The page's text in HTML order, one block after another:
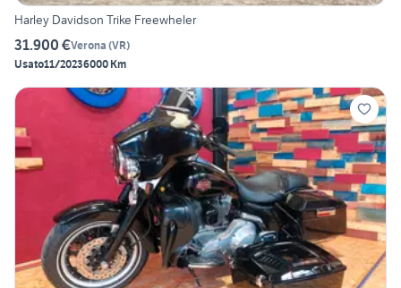
Harley Davidson Trike Freewheler
31.900 €Verona (VR)
Usato11/20236000 Km